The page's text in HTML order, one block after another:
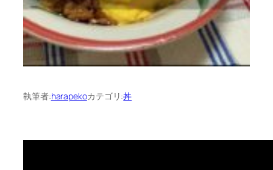
執筆者:harapekoカテゴリ:丼